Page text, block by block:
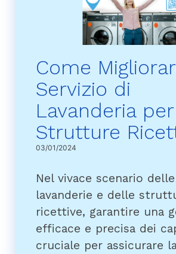
Come
Servizio di
Lavanderia
Strutture
03/01/2024
Nel vivace scenario delle
lavanderie e delle
ricettive, garantire una
efficace e precisa dei
cruciale per assicurare